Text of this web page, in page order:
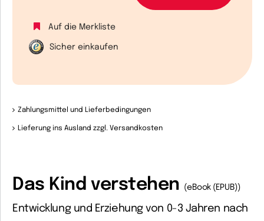
Auf die Merkliste
Sicher einkaufen
Zahlungsmittel und Lieferbedingungen
Lieferung ins Ausland zzgl. Versandkosten
Das Kind verstehen (eBook (EPUB))
Entwicklung und Erziehung von 0-3 Jahren nach